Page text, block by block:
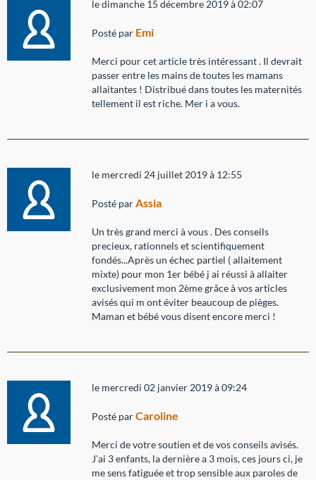
le dimanche 15 décembre 2019 à 02:07
Posté par Emi
Merci pour cet article très intéressant . Il devrait
passer entre les mains de toutes les mamans
allaitantes ! Distribué dans toutes les maternités
tellement il est riche. Mer i a vous.
le mercredi 24 juillet 2019 à 12:55
Posté parAssia
Un très grand merci à vous . Des conseils
precieux, rationnels et scientifiquement
fondés...Après un échec partiel ( allaitement
mixte) pour mon 1er bébé j ai réussi à allaiter
exclusivement mon 2ème grâce à vos articles
avisés qui m ont éviter beaucoup de pièges.
Maman et bébé vous disent encore merci !
le mercredi 02 janvier 2019 à 09:24
Posté parCaroline
Merci de votre soutien et de vos conseils avisés.
J'ai 3 enfants, la dernière a 3 mois, ces jours ci, je
me sens fatiguée et trop sensible aux paroles de